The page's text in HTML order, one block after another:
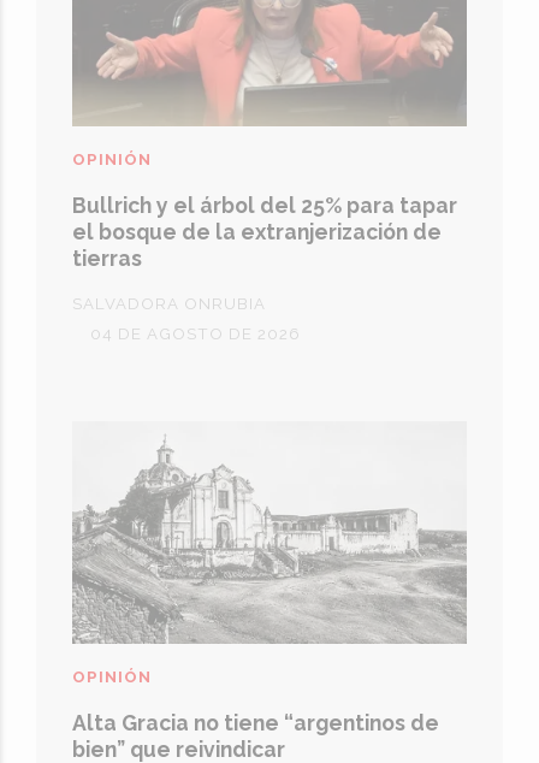
Bullrich y el árbol del 25% para tapar
el bosque de la extranjerización de
tierras
SALVADORA ONRUBIA
OPINIÓN
04 DE AGOSTO DE 2026
Alta Gracia no tiene “argentinos de
bien” que reivindicar
OPINIÓN